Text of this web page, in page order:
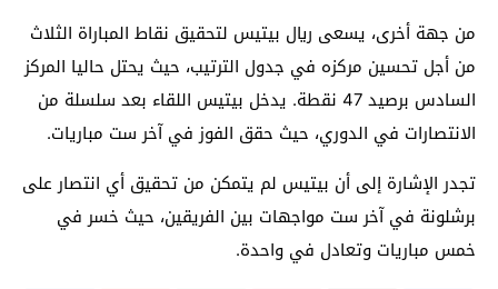
من جهة أخرى، يسعى ريال بيتيس لتحقيق نقاط المباراة الثلاث
من أجل تحسين مركزه في جدول الترتيب، حيث يحتل حاليا المركز
السادس برصيد 47 نقطة. يدخل بيتيس اللقاء بعد سلسلة من
الانتصارات في الدوري، حيث حقق الفوز في آخر ست مباريات.
تجدر الإشارة إلى أن بيتيس لم يتمكن من تحقيق أي انتصار على
برشلونة في آخر ست مواجهات بين الفريقين، حيث خسر في
خمس مباريات وتعادل في واحدة.